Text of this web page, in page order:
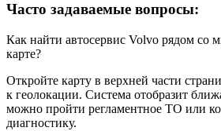
Часто задаваемые вопросы:
Как найти автосервис Volvo рядом со
карте?
Откройте карту в верхней части
к геолокации. Система отобразит
можно пройти регламентное ТО или
диагностику.